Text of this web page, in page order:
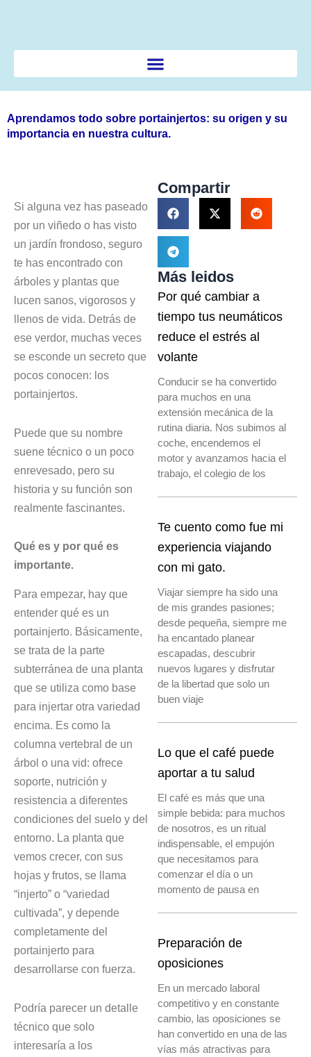
Aprendamos todo sobre portainjertos: su origen y su
importancia en nuestra cultura.
Si alguna vez has paseado
por un viñedo o has visto
un jardín frondoso, seguro
te has encontrado con
árboles y plantas que
lucen sanos, vigorosos y
llenos de vida. Detrás de
ese verdor, muchas veces
se esconde un secreto que
pocos conocen: los
portainjertos.
Puede que su nombre
suene técnico o un poco
enrevesado, pero su
historia y su función son
realmente fascinantes.
Qué es y por qué es
importante.
Para empezar, hay que
entender qué es un
portainjerto. Básicamente,
se trata de la parte
subterránea de una planta
que se utiliza como base
para injertar otra variedad
encima. Es como la
columna vertebral de un
árbol o una vid: ofrece
soporte, nutrición y
resistencia a diferentes
condiciones del suelo y del
entorno. La planta que
vemos crecer, con sus
hojas y frutos, se llama
“injerto” o “variedad
cultivada”, y depende
completamente del
portainjerto para
desarrollarse con fuerza.
Podría parecer un detalle
técnico que solo
interesaría a los
Compartir
Más leidos
Por qué cambiar a
tiempo tus neumáticos
reduce el estrés al
volante
Conducir se ha convertido
para muchos en una
extensión mecánica de la
rutina diaria. Nos subimos al
coche, encendemos el
motor y avanzamos hacia el
trabajo, el colegio de los
Te cuento como fue mi
experiencia viajando
con mi gato.
Viajar siempre ha sido una
de mis grandes pasiones;
desde pequeña, siempre me
ha encantado planear
escapadas, descubrir
nuevos lugares y disfrutar
de la libertad que solo un
buen viaje
Lo que el café puede
aportar a tu salud
El café es más que una
simple bebida: para muchos
de nosotros, es un ritual
indispensable, el empujón
que necesitamos para
comenzar el día o un
momento de pausa en
Preparación de
oposiciones
En un mercado laboral
competitivo y en constante
cambio, las oposiciones se
han convertido en una de las
vías más atractivas para